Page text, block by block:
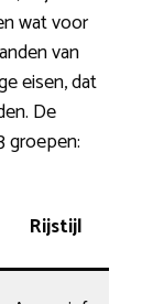
wat voor
van
eisen, dat
De
groepen:
Rijstijl